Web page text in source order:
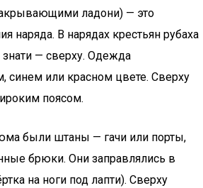
ладони) — это
наряда. В нарядах крестьян рубаха
знати — сверху. Одежда
синем или красном цвете. Сверху
поясом.
были штаны — гачи или порты,
брюки. Они заправлялись в
на ноги под лапти). Сверху